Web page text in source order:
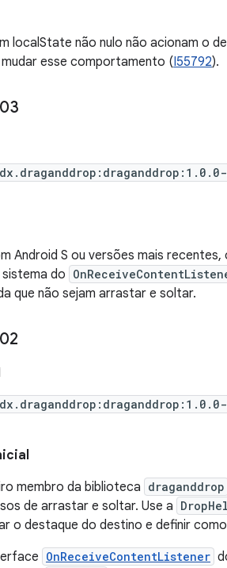
localState não nulo não acionam o
esse comportamento (I55792).
Android S ou versões mais recentes,
do
que não sejam arrastar e soltar.
membro da biblioteca draganddrop
de arrastar e soltar. Use a
o destaque do destino e definir
OnReceiveContentListener